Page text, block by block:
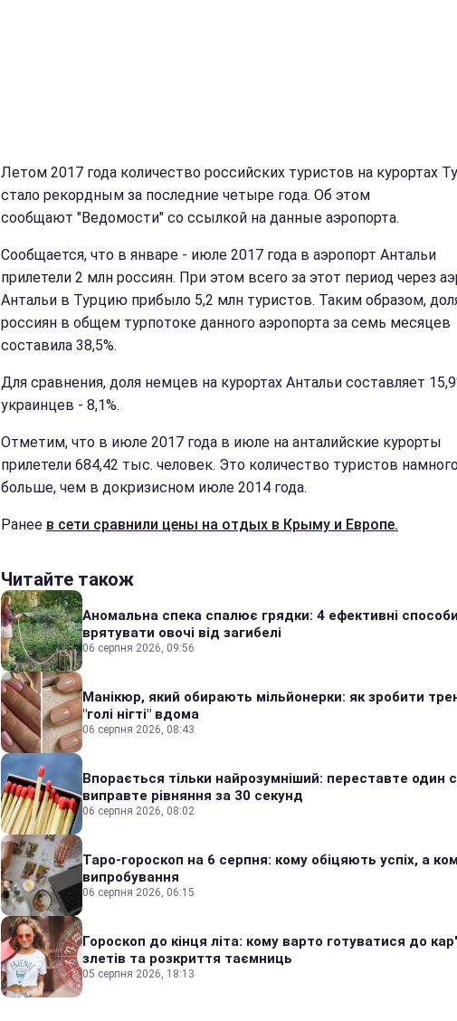
Летом 2017 года количество российских туристов на курортах
стало рекордным за последние четыре года. Об этом
сообщают "Ведомости" со ссылкой на данные аэропорта.
Сообщается, что в январе - июле 2017 года в аэропорт Антальи
прилетели 2 млн россиян. При этом всего за этот период через
Антальи в Турцию прибыло 5,2 млн туристов. Таким образом,
россиян в общем турпотоке данного аэропорта за семь месяцев
составила 38,5%.
Для сравнения, доля немцев на курортах Антальи составляет
украинцев - 8,1%.
Отметим, что в июле 2017 года в июле на анталийские курорты
прилетели 684,42 тыс. человек. Это количество туристов
больше, чем в докризисном июле 2014 года.
Ранее в сети сравнили цены на отдых в Крыму и Европе.
Читайте також
Аномальна спека спалює грядки: 4 ефективні способи
врятувати овочі від загибелі
06 серпня 2026, 09:56
Манікюр, який обирають мільйонерки: як зробити
"голі нігті" вдома
06 серпня 2026, 08:43
Впорається тільки найрозумніший: переставте один
виправте рівняння за 30 секунд
06 серпня 2026, 08:02
Таро-гороскоп на 6 серпня: кому обіцяють успіх, а
випробування
06 серпня 2026, 06:15
Гороскоп до кінця літа: кому варто готуватися до
злетів та розкриття таємниць
05 серпня 2026, 18:13